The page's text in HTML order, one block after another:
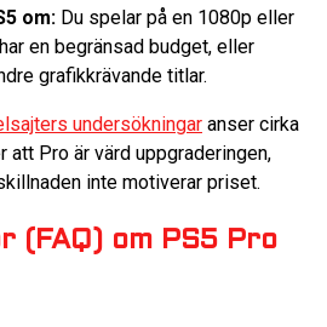
om: Du spelar på en 1080p eller
en begränsad budget, eller
grafikkrävande titlar.
undersökningar anser cirka
att Pro är värd uppgraderingen,
inte motiverar priset.
(FAQ) om PS5 Pro